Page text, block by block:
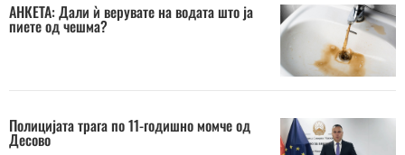
АНКЕТА: Дали ѝ верувате на водата што ја
пиете од чешма?
Полицијата трага по 11-годишно момче од
Десово